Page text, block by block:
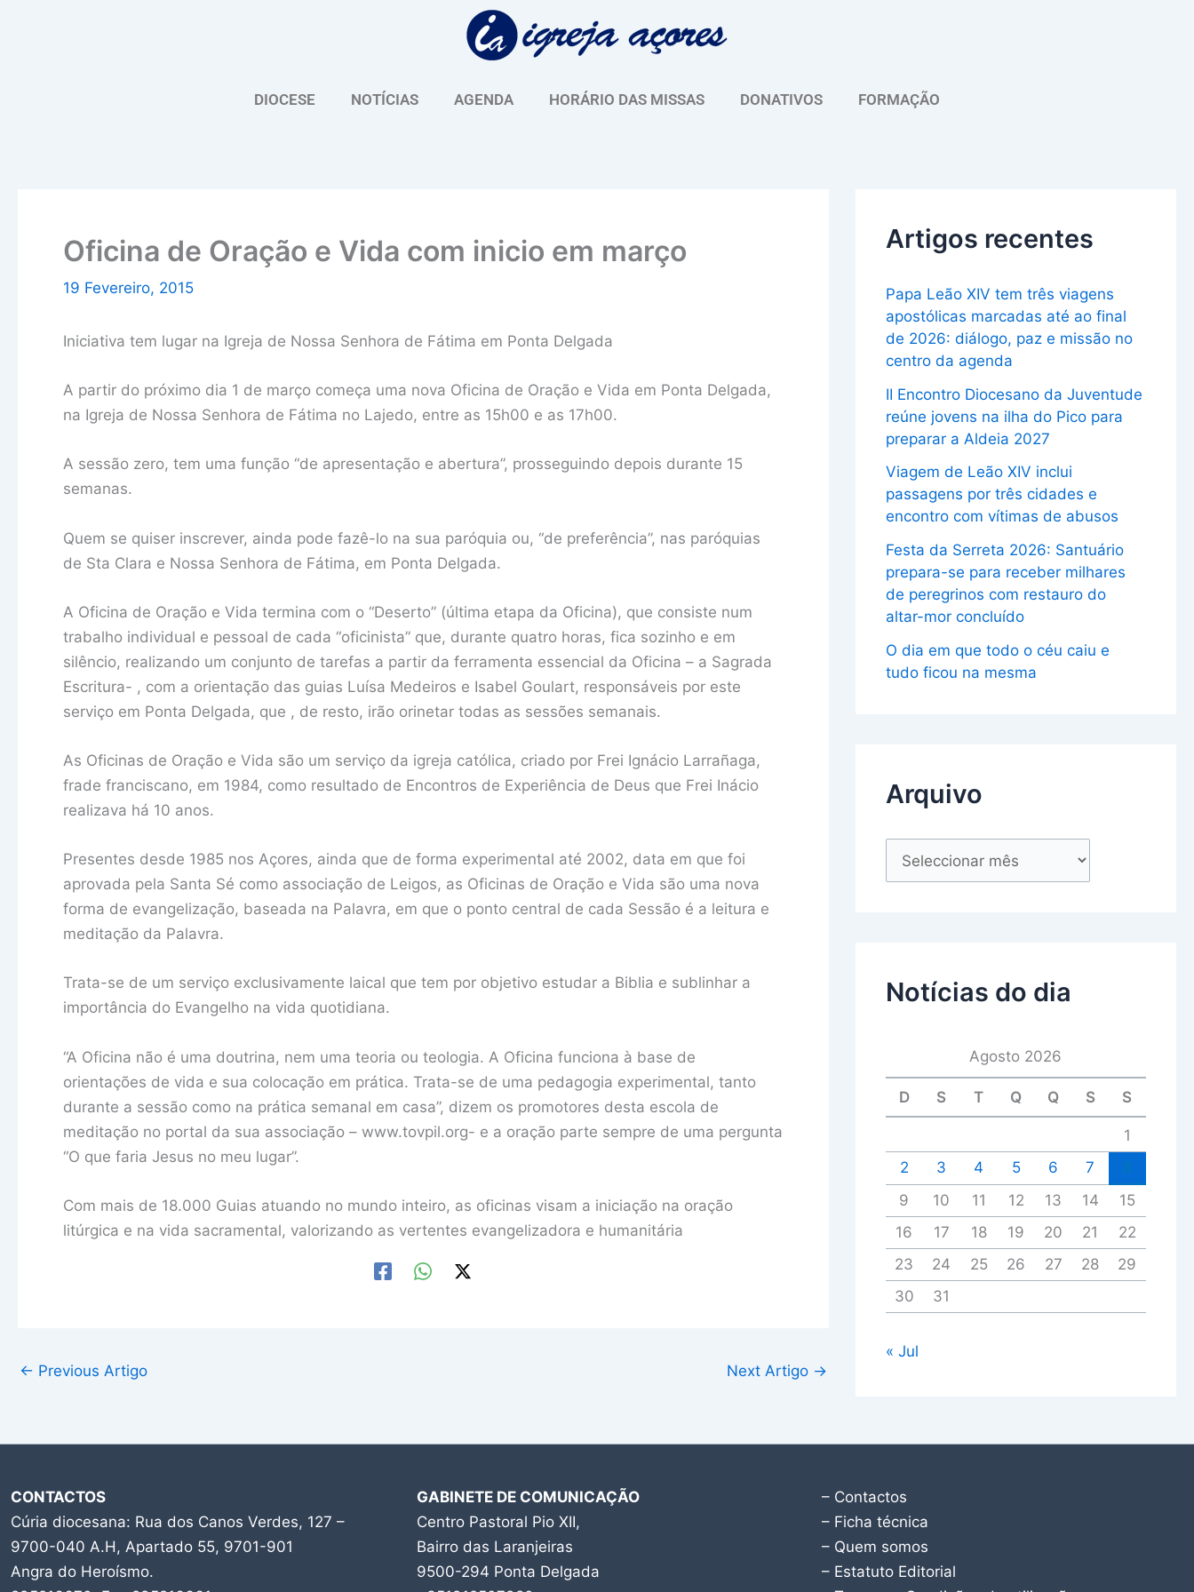
DIOCESE NOTÍCIAS AGENDA HORÁRIO DAS MISSAS DONATIVOS FORMAÇÃO
Oficina de Oração e Vida com inicio em março
19 Fevereiro, 2015
Iniciativa tem lugar na Igreja de Nossa Senhora de Fátima em Ponta Delgada
A partir do próximo dia 1 de março começa uma nova Oficina de Oração e Vida em Ponta Delgada,
na Igreja de Nossa Senhora de Fátima no Lajedo, entre as 15h00 e as 17h00.
A sessão zero, tem uma função “de apresentação e abertura”, prosseguindo depois durante 15
semanas.
Quem se quiser inscrever, ainda pode fazê-lo na sua paróquia ou, “de preferência”, nas paróquias
de Sta Clara e Nossa Senhora de Fátima, em Ponta Delgada.
A Oficina de Oração e Vida termina com o “Deserto” (última etapa da Oficina), que consiste num
trabalho individual e pessoal de cada “oficinista” que, durante quatro horas, fica sozinho e em
silêncio, realizando um conjunto de tarefas a partir da ferramenta essencial da Oficina – a Sagrada
Escritura- , com a orientação das guias Luísa Medeiros e Isabel Goulart, responsáveis por este
serviço em Ponta Delgada, que , de resto, irão orinetar todas as sessões semanais.
As Oficinas de Oração e Vida são um serviço da igreja católica, criado por Frei Ignácio Larrañaga,
frade franciscano, em 1984, como resultado de Encontros de Experiência de Deus que Frei Inácio
realizava há 10 anos.
Presentes desde 1985 nos Açores, ainda que de forma experimental até 2002, data em que foi
aprovada pela Santa Sé como associação de Leigos, as Oficinas de Oração e Vida são uma nova
forma de evangelização, baseada na Palavra, em que o ponto central de cada Sessão é a leitura e
meditação da Palavra.
Trata-se de um serviço exclusivamente laical que tem por objetivo estudar a Biblia e sublinhar a
importância do Evangelho na vida quotidiana.
“A Oficina não é uma doutrina, nem uma teoria ou teologia. A Oficina funciona à base de
orientações de vida e sua colocação em prática. Trata-se de uma pedagogia experimental, tanto
durante a sessão como na prática semanal em casa”, dizem os promotores desta escola de
meditação no portal da sua associação – www.tovpil.org- e a oração parte sempre de uma pergunta
“O que faria Jesus no meu lugar”.
Com mais de 18.000 Guias atuando no mundo inteiro, as oficinas visam a iniciação na oração
litúrgica e na vida sacramental, valorizando as vertentes evangelizadora e humanitária
← Previous Artigo Next Artigo →
Artigos recentes
Papa Leão XIV tem três viagens
apostólicas marcadas até ao final
de 2026: diálogo, paz e missão no
centro da agenda
II Encontro Diocesano da Juventude
reúne jovens na ilha do Pico para
preparar a Aldeia 2027
Viagem de Leão XIV inclui
passagens por três cidades e
encontro com vítimas de abusos
Festa da Serreta 2026: Santuário
prepara-se para receber milhares
de peregrinos com restauro do
altar-mor concluído
O dia em que todo o céu caiu e
tudo ficou na mesma
Arquivo
u
Notícias do dia
Agosto 2026
D S T Q Q S S
1
2
3 4 5 6 7
9
10 11 12 13 14
15
16
17 18 19 20 21
22
23
24 25 26 27 28
29
30
31
« Jul
CONTACTOS
Cúria diocesana: Rua dos Canos Verdes, 127 –
9700-040 A.H, Apartado 55, 9701-901
Angra do Heroísmo.
GABINETE DE COMUNICAÇÃO
Centro Pastoral Pio XII,
Bairro das Laranjeiras
9500-294 Ponta Delgada
– Contactos
– Ficha técnica
– Quem somos
– Estatuto Editorial